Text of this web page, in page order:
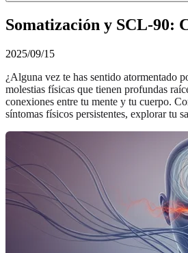
Somatización y SCL-90:
2025/09/15
¿Alguna vez te has sentido atormentado
molestias físicas que tienen profundas
conexiones entre tu mente y tu cuerpo.
síntomas físicos persistentes, explorar tu